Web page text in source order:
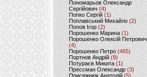
Пономарьов Олександр
Сергійович(4)
Попко Сергій (1)
Поплавський Михайло (2)
Попов Ігор(2)
Порошенко Марина (1)
Порошенко Олексій Петрович
(4)
Порошенко Петро (465)
Портнов Андрій (9)
Потураєв Микита(1)
Прессман Олександр(3)
Присяжнюк Анатолій (5)